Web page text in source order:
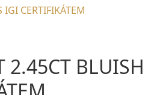
CERTIFIKÁTEM
2.45CT